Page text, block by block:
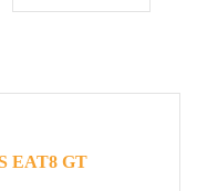
EAT8 GT